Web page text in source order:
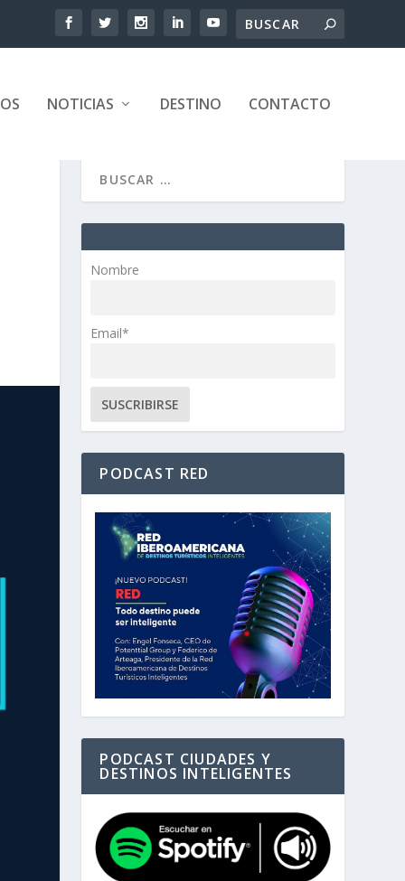
NOTICIAS DESTINO CONTACTO
Nombre
Email*
PODCAST RED
PODCAST CIUDADES Y
DESTINOS INTELIGENTES